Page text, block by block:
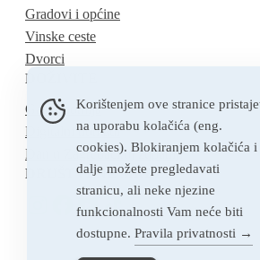
Gradovi i općine
Vinske ceste
Dvorci
DOŽIVITE
Gastronomija
Digitalni nomadi
Dan u Zagrebačkoj županiji
DRUŠTVENE MREŽE
Korištenjem ove stranice
na uporabu kolačića (eng.
cookies). Blokiranjem kolačića i
dalje možete pregledavati
stranicu, ali neke njezine
funkcionalnosti Vam neće biti
dostupne. Pravila privatnosti →